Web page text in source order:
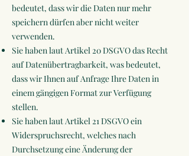
bedeutet, dass wir die Daten nur mehr
speichern dürfen aber nicht weiter
verwenden.
Sie haben laut Artikel 20 DSGVO das Recht
auf Datenübertragbarkeit, was bedeutet,
dass wir Ihnen auf Anfrage Ihre Daten in
einem gängigen Format zur Verfügung
stellen.
Sie haben laut Artikel 21 DSGVO ein
Widerspruchsrecht, welches nach
Durchsetzung eine Änderung der